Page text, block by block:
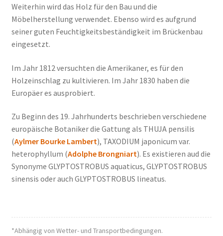
Weiterhin wird das Holz für den Bau und die
Möbelherstellung verwendet. Ebenso wird es aufgrund
seiner guten Feuchtigkeitsbeständigkeit im Brückenbau
eingesetzt.
Im Jahr 1812 versuchten die Amerikaner, es für den
Holzeinschlag zu kultivieren. Im Jahr 1830 haben die
Europäer es ausprobiert.
Zu Beginn des 19. Jahrhunderts beschrieben verschiedene
europäische Botaniker die Gattung als THUJA pensilis
(Aylmer Bourke Lambert), TAXODIUM japonicum var.
heterophyllum (Adolphe Brongniart). Es existieren aud die
Synonyme GLYPTOSTROBUS aquaticus, GLYPTOSTROBUS
sinensis oder auch GLYPTOSTROBUS lineatus.
*Abhängig von Wetter- und Transportbedingungen.